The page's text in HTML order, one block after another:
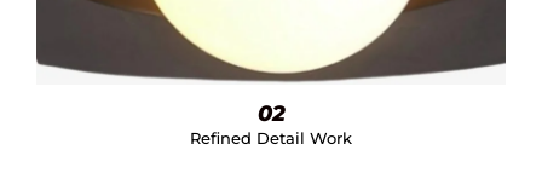
02
Refined Detail Work